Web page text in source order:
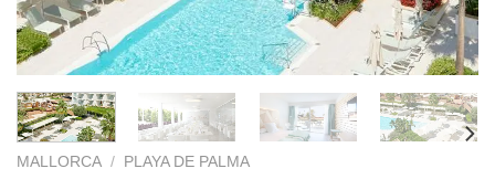
MALLORCA / PLAYA DE PALMA